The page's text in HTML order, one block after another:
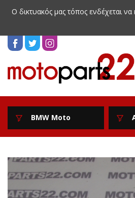
Ο δικτυακός μας τόπος ενδέχεται
BMW Moto